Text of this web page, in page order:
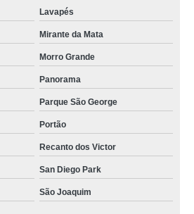
Lavapés
Mirante da Mata
Morro Grande
Panorama
Parque São George
Portão
Recanto dos Victor
San Diego Park
São Joaquim